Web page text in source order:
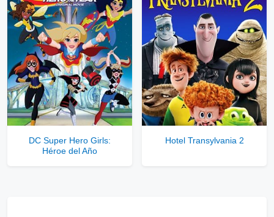
DC Super Hero Girls:
Héroe del Año
Hotel Transylvania 2